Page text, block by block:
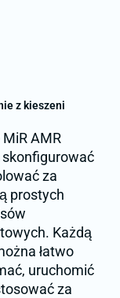
z kieszeni
AMR
za
prostych
Każdą
łatwo
uruchomić
za